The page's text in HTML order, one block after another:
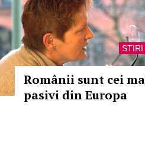
STIRI
Românii sunt cei
pasivi din Europa